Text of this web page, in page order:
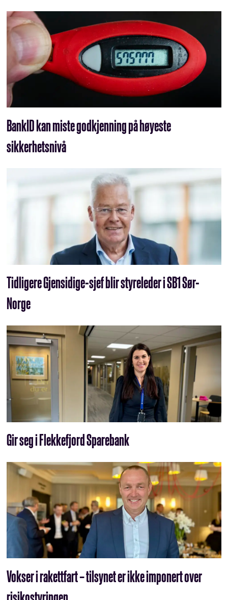
BankID kan miste godkjenning på høyeste
sikkerhetsnivå
Tidligere Gjensidige-sjef blir styreleder i SB1 Sør-
Norge
Gir seg i Flekkefjord Sparebank
Vokser i rakettfart – tilsynet er ikke imponert over